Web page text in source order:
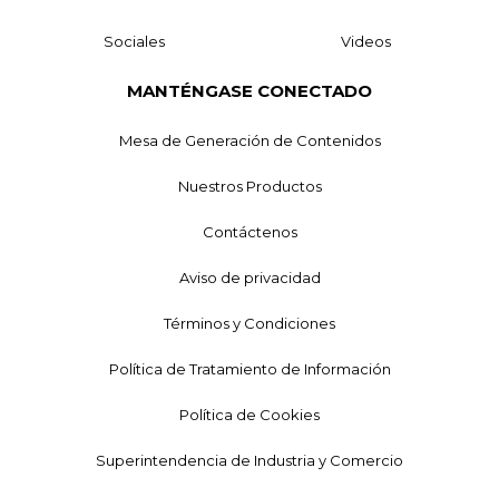
Sociales Videos
MANTÉNGASE CONECTADO
Mesa de Generación de Contenidos
Nuestros Productos
Contáctenos
Aviso de privacidad
Términos y Condiciones
Política de Tratamiento de Información
Política de Cookies
Superintendencia de Industria y Comercio